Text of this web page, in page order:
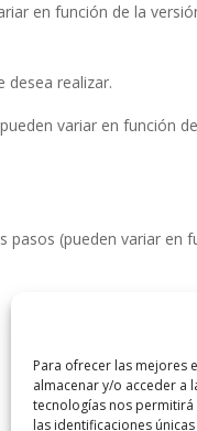
Para ofrecer las mejores
almacenar y/o acceder a
tecnologías nos
las identificaciones
en función de la
desea realizar.
variar en función
pasos (pueden variar en